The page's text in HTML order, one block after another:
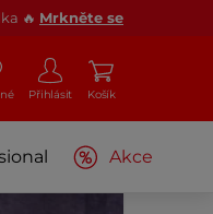
🔥 Mrkněte se
Přihlásit Košík
Akce